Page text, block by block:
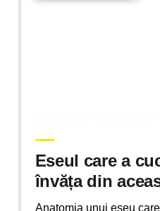
Eseul care a
învăța din
Anatomia unui eseu